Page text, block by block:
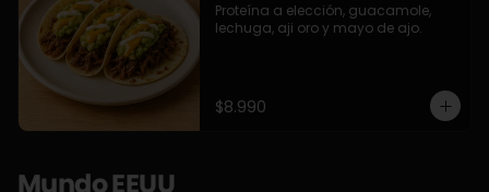
Proteína a elección, guacamole,
lechuga, aji oro y mayo de ajo.
$8.990
Mundo EEUU